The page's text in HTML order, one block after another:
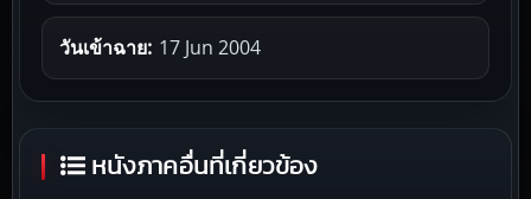
วันเข้าฉาย: 17 Jun 2004
หนังภาคอื่นที่เกี่ยวข้อง